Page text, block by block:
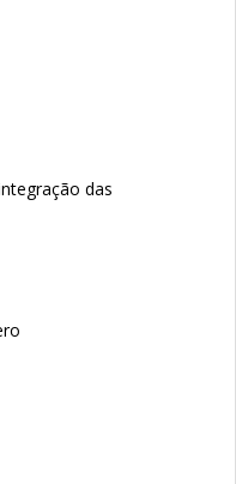
das